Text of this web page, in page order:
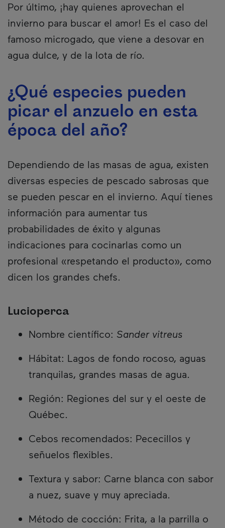
Por último, ¡hay quienes aprovechan el
invierno para buscar el amor! Es el caso del
famoso microgado, que viene a desovar en
agua dulce, y de la lota de río.
¿Qué especies pueden
picar el anzuelo en esta
época del año?
Dependiendo de las masas de agua, existen
diversas especies de pescado sabrosas que
se pueden pescar en el invierno. Aquí tienes
información para aumentar tus
probabilidades de éxito y algunas
indicaciones para cocinarlas como un
profesional «respetando el producto», como
dicen los grandes chefs.
Lucioperca
Nombre científico: Sander vitreus
Hábitat: Lagos de fondo rocoso, aguas
tranquilas, grandes masas de agua.
Región: Regiones del sur y el oeste de
Québec.
Cebos recomendados: Pececillos y
señuelos flexibles.
Textura y sabor: Carne blanca con sabor
a nuez, suave y muy apreciada.
Método de cocción: Frita, a la parrilla o